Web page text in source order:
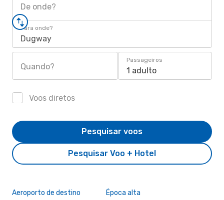
De onde?
Para onde?
Dugway
Quando?
Passageiros
1 adulto
Voos diretos
Pesquisar Voo + Hotel
Pesquisar voos
Aeroporto de destino Época alta